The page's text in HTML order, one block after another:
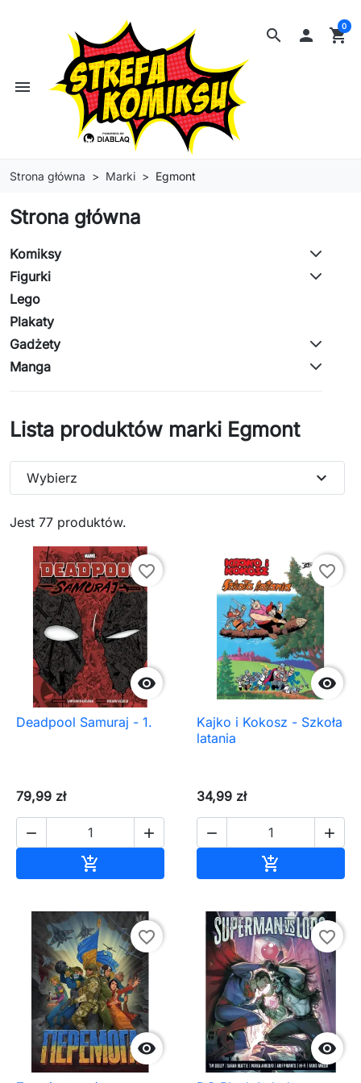
search
menu
 shopping_cart
0
Strona główna Marki Egmont
Strona główna
Komiksy
Figurki
Lego
Plakaty
Gadżety
Manga
Lista produktów marki Egmont
Jest 77 produktów.
Wybierz expand_more

favorite_border
Deadpool Samuraj - 1.
79,99 zł
 


favorite_border
Kajko i Kokosz - Szkoła
latania
34,99 zł
 


favorite_border

favorite_border